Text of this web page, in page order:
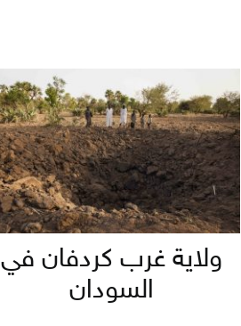
ولاية غرب كردفان في
السودان